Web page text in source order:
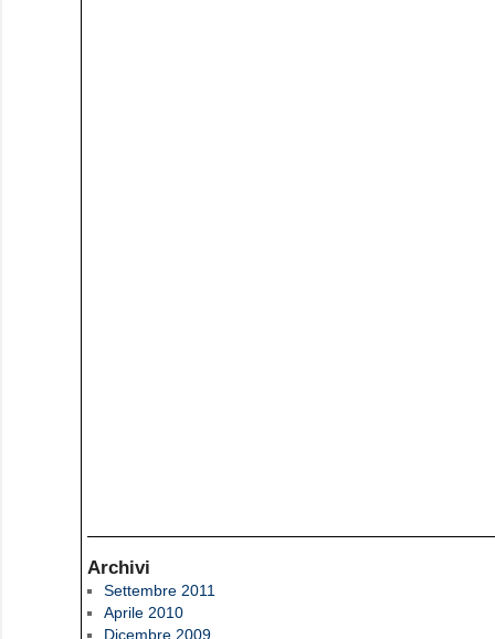
Archivi
Settembre 2011
Aprile 2010
Dicembre 2009